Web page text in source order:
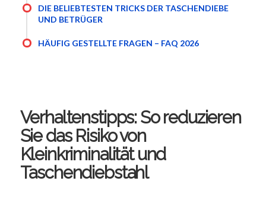
DIE BELIEBTESTEN TRICKS DER TASCHENDIEBE
UND BETRÜGER
HÄUFIG GESTELLTE FRAGEN – FAQ 2026
Verhaltenstipps: So reduzieren
Sie das Risiko von
Kleinkriminalität und
Taschendiebstahl